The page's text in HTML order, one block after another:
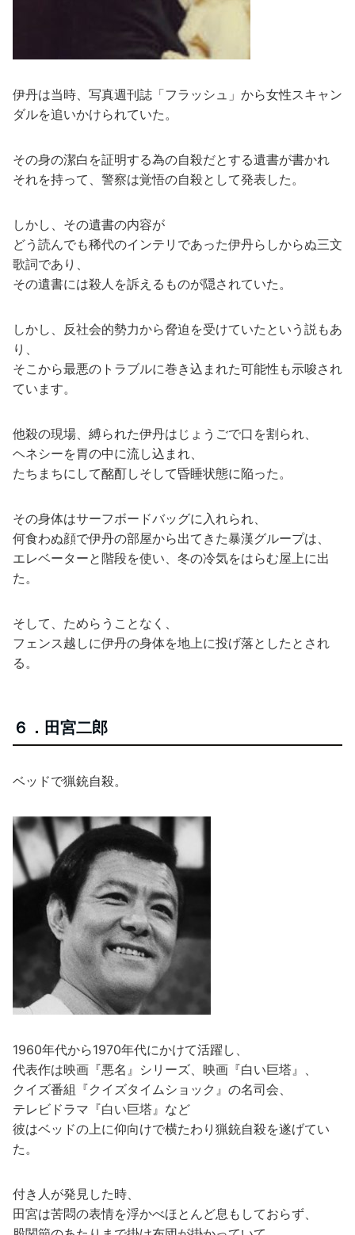
伊丹は当時、写真週刊誌「フラッシュ」から女性スキャン
ダルを追いかけられていた。
その身の潔白を証明する為の自殺だとする遺書が書かれ
それを持って、警察は覚悟の自殺として発表した。
しかし、その遺書の内容が
どう読んでも稀代のインテリであった伊丹らしからぬ三文
歌詞であり、
その遺書には殺人を訴えるものが隠されていた。
しかし、反社会的勢力から脅迫を受けていたという説もあ
り、
そこから最悪のトラブルに巻き込まれた可能性も示唆され
ています。
他殺の現場、縛られた伊丹はじょうごで口を割られ、
ヘネシーを胃の中に流し込まれ、
たちまちにして酩酊しそして昏睡状態に陥った。
その身体はサーフボードバッグに入れられ、
何食わぬ顔で伊丹の部屋から出てきた暴漢グループは、
エレベーターと階段を使い、冬の冷気をはらむ屋上に出
た。
そして、ためらうことなく、
フェンス越しに伊丹の身体を地上に投げ落としたとされ
る。
６．田宮二郎
ベッドで猟銃自殺。
1960年代から1970年代にかけて活躍し、
代表作は映画『悪名』シリーズ、映画『白い巨塔』、
クイズ番組『クイズタイムショック』の名司会、
テレビドラマ『白い巨塔』など
彼はベッドの上に仰向けで横たわり猟銃自殺を遂げてい
た。
付き人が発見した時、
田宮は苦悶の表情を浮かべほとんど息もしておらず、